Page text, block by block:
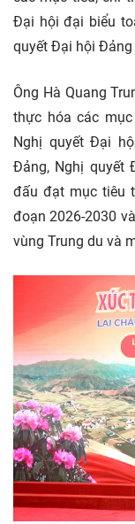
Đại hội đại biểu
quyết Đại hội Đảng
Ông Hà Quang
thực hóa các
Nghị quyết Đại
Đảng, Nghị quyết
đấu đạt mục tiêu
đoạn 2026-2030
vùng Trung du và